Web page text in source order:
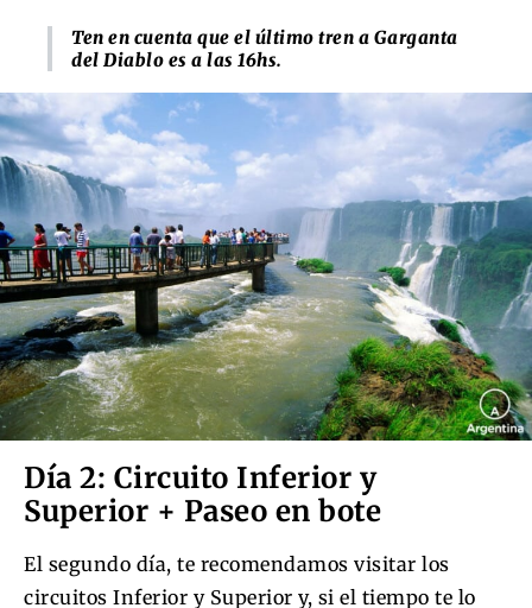
Ten en cuenta que el último tren a Garganta
del Diablo es a las 16hs.
Día 2: Circuito Inferior y
Superior + Paseo en bote
El segundo día, te recomendamos visitar los
circuitos Inferior y Superior y, si el tiempo te lo